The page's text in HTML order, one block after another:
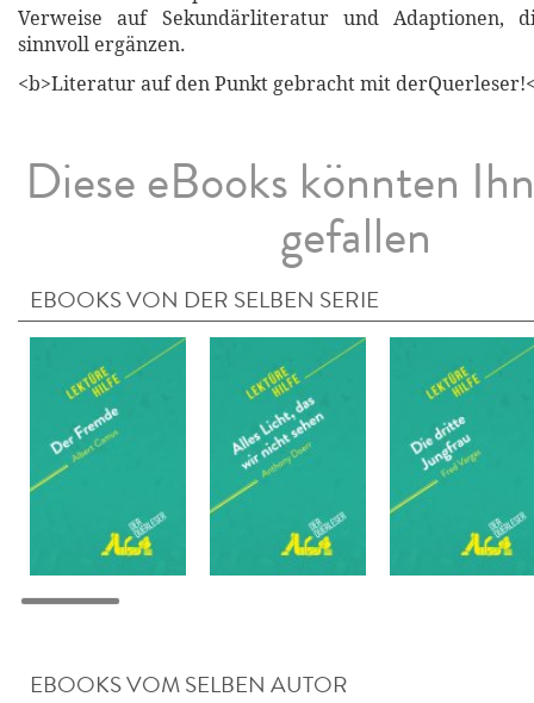
Verweise auf Sekundärliteratur und Adaptionen,
sinnvoll ergänzen.
<b>Literatur auf den Punkt gebracht mit
Diese eBooks könnten
gefallen
EBOOKS VON DER SELBEN SERIE
EBOOKS VOM SELBEN AUTOR